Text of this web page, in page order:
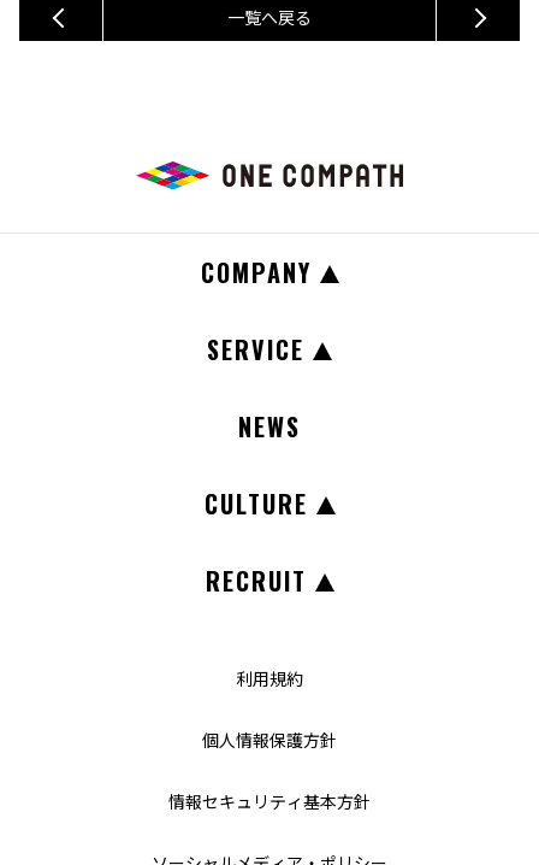
一覧へ戻る
COMPANY
SERVICE
NEWS
CULTURE
RECRUIT
利用規約
個人情報保護方針
情報セキュリティ基本方針